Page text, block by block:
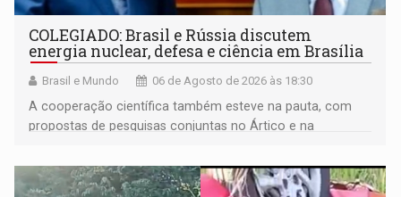
COLEGIADO: Brasil e Rússia discutem
energia nuclear, defesa e ciência em Brasília
Brasil e Mundo 06 de Agosto de 2026 às 18:30
A cooperação científica também esteve na pauta, com
propostas de pesquisas conjuntas no Ártico e na